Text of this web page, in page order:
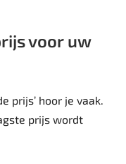
voor uw
prijs’ hoor je vaak.
prijs wordt